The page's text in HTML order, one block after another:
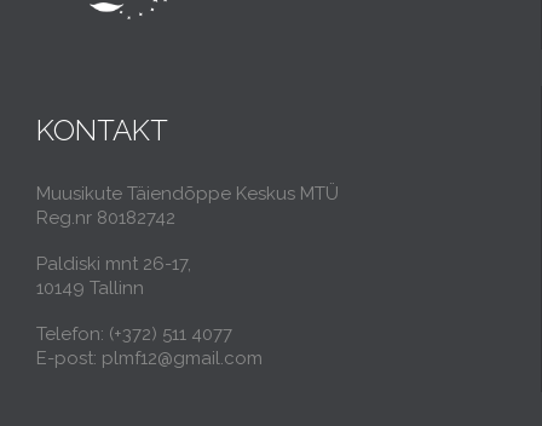
KONTAKT
Muusikute Täiendõppe Keskus MTÜ
Reg.nr 80182742
Paldiski mnt 26-17,
10149 Tallinn
Telefon: (+372) 511 4077
E-post: plmf12@gmail.com